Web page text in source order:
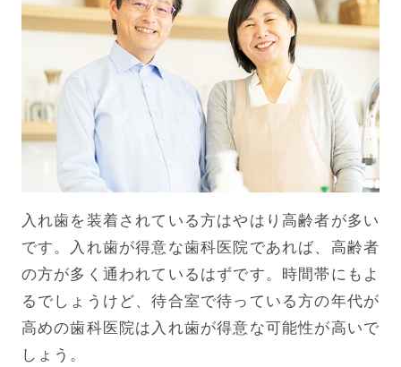
入れ歯を装着されている方はやはり高齢者が多い
です。入れ歯が得意な歯科医院であれば、高齢者
の方が多く通われているはずです。時間帯にもよ
るでしょうけど、待合室で待っている方の年代が
高めの歯科医院は入れ歯が得意な可能性が高いで
しょう。